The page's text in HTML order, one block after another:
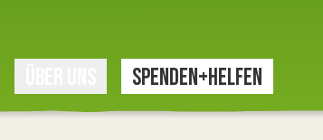
SPENDEN+HELFEN